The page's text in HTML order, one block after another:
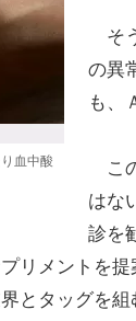
血中酸
そ
の異
も、
こ
はな
診を
リメントを提
とタッグを